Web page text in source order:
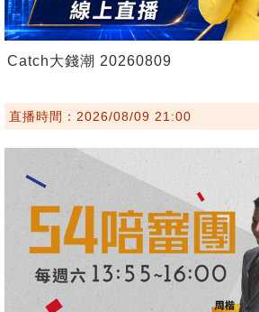
Catch大錢潮 20260809
直播時間：2026/08/09 21:00